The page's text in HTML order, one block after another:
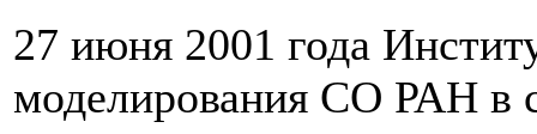
27 июня 2001 года
моделирования СО РАН в